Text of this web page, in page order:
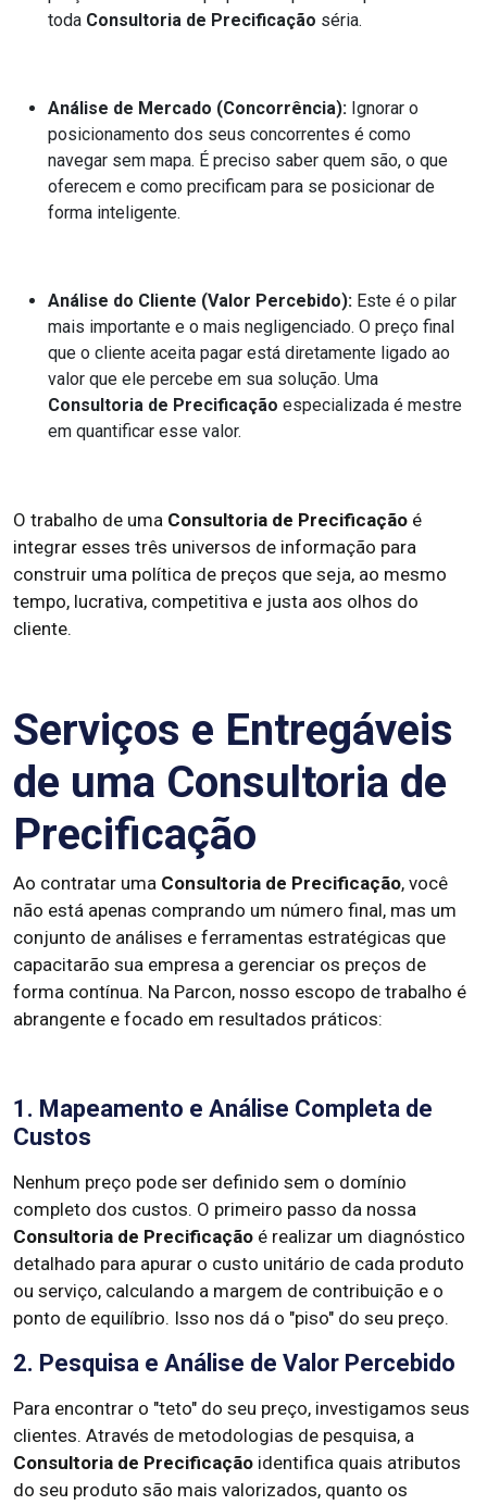
toda Consultoria de Precificação séria.
Análise de Mercado (Concorrência): Ignorar o
posicionamento dos seus concorrentes é como
navegar sem mapa. É preciso saber quem são, o que
oferecem e como precificam para se posicionar de
forma inteligente.
Análise do Cliente (Valor Percebido): Este é o pilar
mais importante e o mais negligenciado. O preço final
que o cliente aceita pagar está diretamente ligado ao
valor que ele percebe em sua solução. Uma
Consultoria de Precificação especializada é mestre
em quantificar esse valor.
O trabalho de uma Consultoria de Precificação é
integrar esses três universos de informação para
construir uma política de preços que seja, ao mesmo
tempo, lucrativa, competitiva e justa aos olhos do
cliente.
Serviços e Entregáveis
de uma Consultoria de
Precificação
Ao contratar uma Consultoria de Precificação, você
não está apenas comprando um número final, mas um
conjunto de análises e ferramentas estratégicas que
capacitarão sua empresa a gerenciar os preços de
forma contínua. Na Parcon, nosso escopo de trabalho é
abrangente e focado em resultados práticos:
1. Mapeamento e Análise Completa de
Custos
Nenhum preço pode ser definido sem o domínio
completo dos custos. O primeiro passo da nossa
Consultoria de Precificação é realizar um diagnóstico
detalhado para apurar o custo unitário de cada produto
ou serviço, calculando a margem de contribuição e o
ponto de equilíbrio. Isso nos dá o "piso" do seu preço.
2. Pesquisa e Análise de Valor Percebido
Para encontrar o "teto" do seu preço, investigamos seus
clientes. Através de metodologias de pesquisa, a
Consultoria de Precificação identifica quais atributos
do seu produto são mais valorizados, quanto os